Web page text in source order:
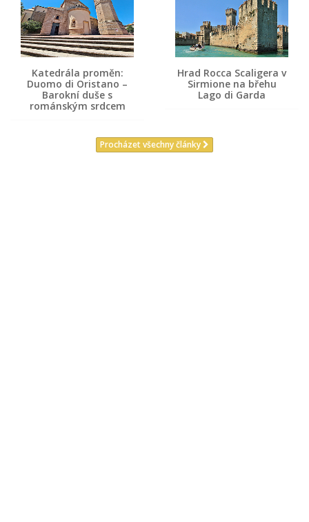
Katedrála proměn:
Duomo di Oristano –
Barokní duše s
románským srdcem
Hrad Rocca Scaligera v
Sirmione na břehu
Lago di Garda
Procházet všechny články